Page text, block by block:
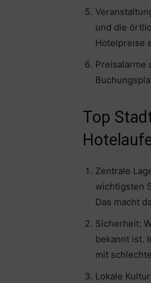
und die
Hotelpreise
Preisalarme
Top
Zentrale
wichtigsten
Das macht
Sicherheit:
bekannt ist.
mit
Lokale